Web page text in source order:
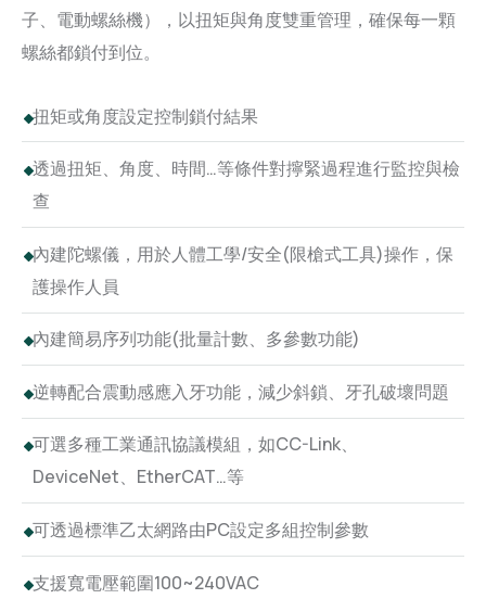
子、電動螺絲機），以扭矩與角度雙重管理，確保每一顆
螺絲都鎖付到位。
扭矩或角度設定控制鎖付結果
透過扭矩、角度、時間…等條件對擰緊過程進行監控與檢
查
內建陀螺儀，用於人體工學/安全(限槍式工具)操作，保
護操作人員
內建簡易序列功能(批量計數、多參數功能)
逆轉配合震動感應入牙功能，減少斜鎖、牙孔破壞問題
可選多種工業通訊協議模組，如CC-Link、
DeviceNet、EtherCAT…等
可透過標準乙太網路由PC設定多組控制參數
支援寬電壓範圍100~240VAC